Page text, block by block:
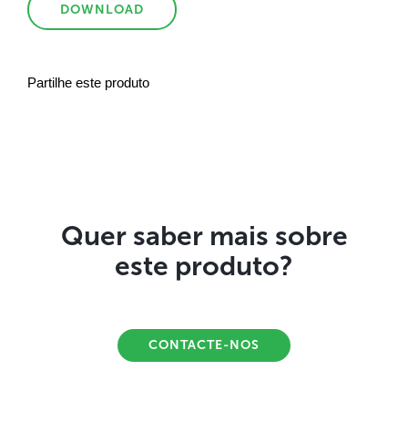
DOWNLOAD
Partilhe este produto
Quer saber mais sobre
este produto?
CONTACTE-NOS